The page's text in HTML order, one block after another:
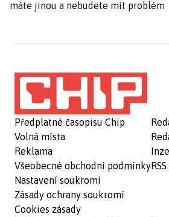
máte jinou a nebudete mít problém
Předplatné časopisu Chip
Volná místa
Reklama
Všeobecné obchodní podmínky
Nastavení soukromí
Zásady ochrany soukromí
Cookies zásady
RSS